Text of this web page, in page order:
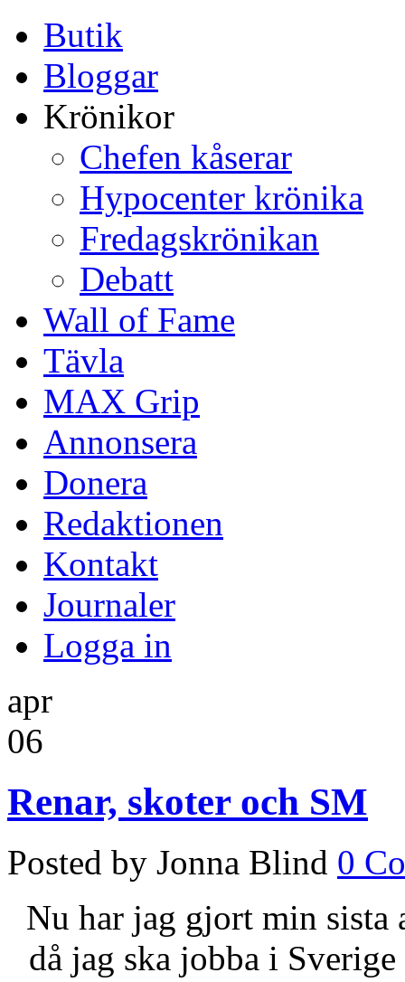
Butik
Bloggar
Krönikor
Chefen kåserar
Hypocenter krönika
Fredagskrönikan
Debatt
Wall of Fame
Tävla
MAX Grip
Annonsera
Donera
Redaktionen
Kontakt
Journaler
Logga in
apr
06
Renar, skoter och SM
Posted by Jonna Blind 0
Nu har jag gjort min sista
då jag ska jobba i